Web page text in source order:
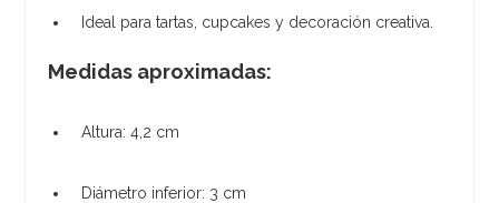
Ideal para tartas, cupcakes y decoración creativa.
Medidas aproximadas:
Altura: 4,2 cm
Diámetro inferior: 3 cm